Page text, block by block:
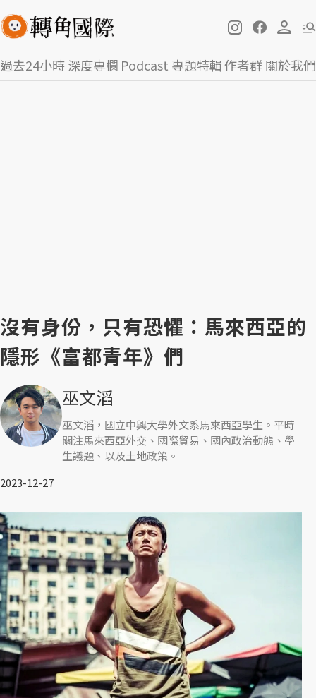
過去24小時深度專欄 Podcast 專題特輯作者群關於我們
沒有身份，只有恐懼：馬來西亞的
隱形《富都青年》們
巫文滔
巫文滔，國立中興大學外文系馬來西亞學生。平時
關注馬來西亞外交、國際貿易、國內政治動態、學
生議題、以及土地政策。
2023-12-27